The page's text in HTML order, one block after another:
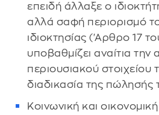
επειδή άλλαξε ο
αλλά σαφή περιορισμό
ιδιοκτησίας ('Αρθρο 17
υποβαθμίζει αναίτια την
περιουσιακού στοιχείου
διαδικασία της πώλησής
Κοινωνική και οικονομική